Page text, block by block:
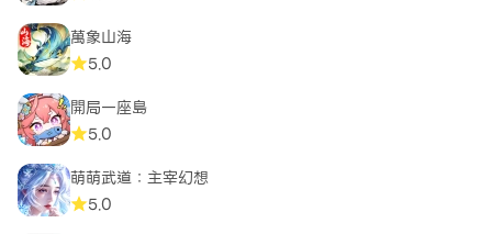
萬象山海
5.0
開局一座島
5.0
萌萌武道：主宰幻想
5.0